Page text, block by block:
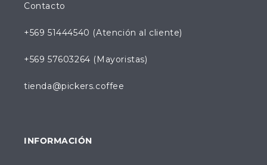
Contacto
+569 51444540 (Atención al cliente)
+569 57603264 (Mayoristas)
tienda@pickers.coffee
INFORMACIÓN